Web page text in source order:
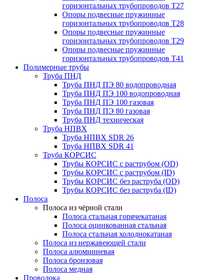
горизонтальных трубопроводов Т27
Опоры подвесные пружинные
горизонтальных трубопроводов Т28
Опоры подвесные пружинные
горизонтальных трубопроводов Т29
Опоры подвесные пружинные
горизонтальных трубопроводов Т41
Полимерные трубы
Труба ПНД
Труба ПНД ПЭ 80 водопроводная
Труба ПНД ПЭ 100 водопроводная
Труба ПНД ПЭ 100 газовая
Труба ПНД ПЭ 80 газовая
Труба ПНД техническая
Труба НПВХ
Труба НПВХ SDR 26
Труба НПВХ SDR 41
Труба КОРСИС
Трубы КОРСИС с раструбом (OD)
Трубы КОРСИС с раструбом (ID)
Трубы КОРСИС без раструба (OD)
Трубы КОРСИС без раструба (ID)
Полоса
Полоса из чёрной стали
Полоса стальная горячекатаная
Полоса оцинкованная стальная
Полоса стальная холоднокатаная
Полоса из нержавеющей стали
Полоса алюминиевая
Полоса бронзовая
Полоса медная
Проволока